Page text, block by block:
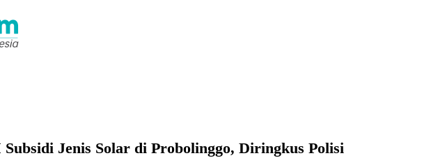
Jenis Solar di Probolinggo, Diringkus Polisi